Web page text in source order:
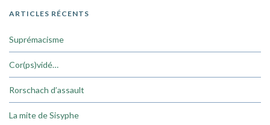
ARTICLES RÉCENTS
Suprémacisme
Cor(ps)vidé…
Rorschach d’assault
La mite de Sisyphe